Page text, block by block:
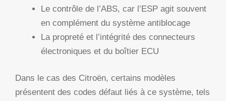
Le contrôle de l’ABS, car l’ESP agit souvent
en complément du système antiblocage
La propreté et l’intégrité des connecteurs
électroniques et du boîtier ECU
Dans le cas des Citroën, certains modèles
présentent des codes défaut liés à ce système, tels